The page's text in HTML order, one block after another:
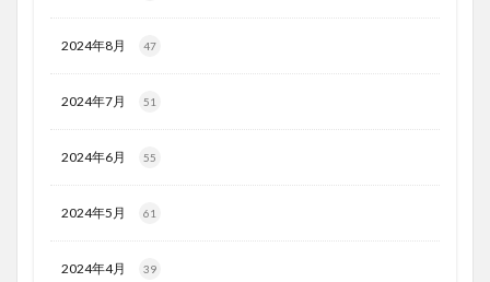
2024年8月 47
2024年7月 51
2024年6月 55
2024年5月 61
2024年4月 39